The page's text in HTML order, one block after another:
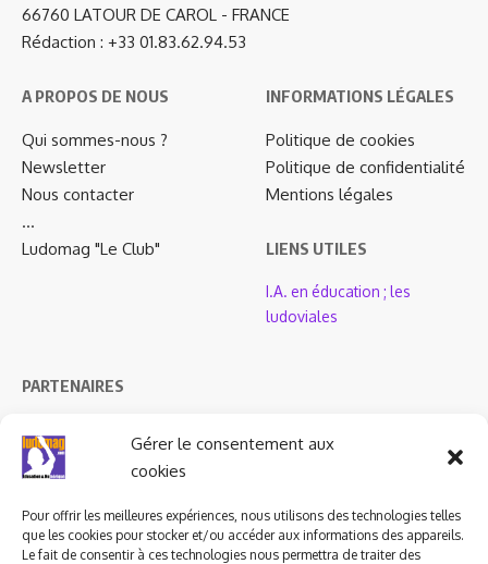
Gérer le consentement aux
cookies
Pour offrir les meilleures expériences, nous utilisons des technologies telles
que les cookies pour stocker et/ou accéder aux informations des appareils.
Le fait de consentir à ces technologies nous permettra de traiter des
66760 LATOUR DE CAROL - FRANCE
Rédaction : +33 01.83.62.94.53
A PROPOS DE NOUS
Qui sommes-nous ?
Newsletter
Nous contacter
…
Ludomag "Le Club"
INFORMATIONS LÉGALES
Politique de cookies
Politique de confidentialité
Mentions légales
LIENS UTILES
I.A. en éducation ; les
ludoviales
PARTENAIRES